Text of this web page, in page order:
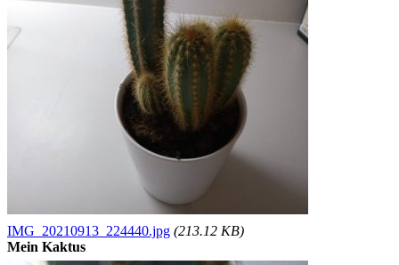
IMG_20210913_224440.jpg (213.12 KB)
Mein Kaktus